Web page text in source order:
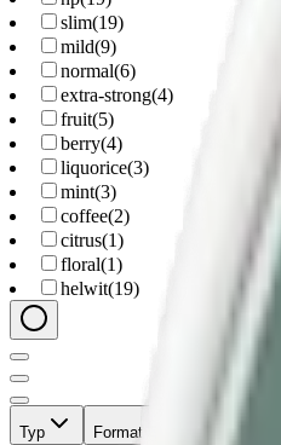
slim(19)
mild(9)
normal(6)
extra-strong(4)
fruit(5)
berry(4)
liquorice(3)
mint(3)
coffee(2)
citrus(1)
floral(1)
helwit(19)
Typ Format